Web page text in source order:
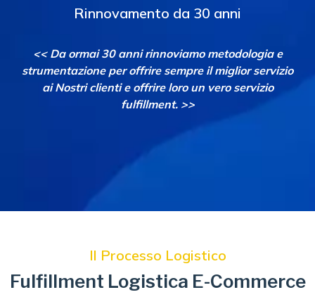
Rinnovamento da 30 anni
<< Da ormai 30 anni rinnoviamo metodologia e
strumentazione per offrire sempre il miglior servizio
ai Nostri clienti e offrire loro un vero servizio
fulfillment. >>
Il Processo Logistico
Fulfillment Logistica E-Commerce